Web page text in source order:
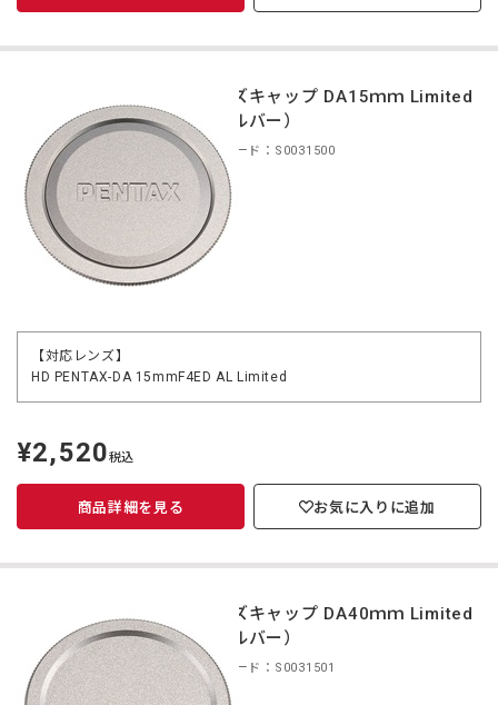
レンズキャップ DA15ｍｍ Limited
（シルバー）
商品コード：S0031500
【対応レンズ】
HD PENTAX-DA 15mmF4ED AL Limited
定
価
¥2,520税込
商品詳細を見る お気に入りに追加
レンズキャップ DA40ｍｍ Limited
（シルバー）
商品コード：S0031501